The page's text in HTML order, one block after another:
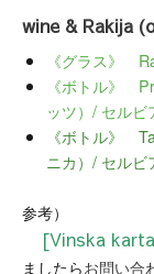
wine & Rakija
《グラス》
《ボトル》
ッツ）/ セル
《ボトル》
ニカ）/ セルビ
参考）
[Vinska
ましたらお問い合